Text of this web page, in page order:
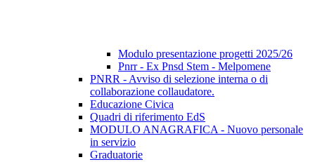
Modulo presentazione progetti 2025/26
Pnrr - Ex Pnsd Stem - Melpomene
PNRR - Avviso di selezione interna o di
collaborazione collaudatore.
Educazione Civica
Quadri di riferimento EdS
MODULO ANAGRAFICA - Nuovo personale
in servizio
Graduatorie